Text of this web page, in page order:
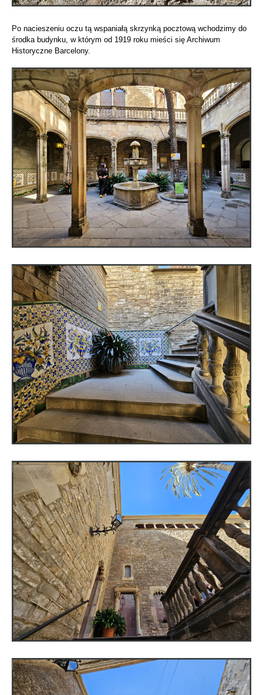
Po nacieszeniu oczu tą wspaniałą skrzynką pocztową wchodzimy do
środka budynku, w którym od 1919 roku mieści się Archiwum
Historyczne Barcelony.